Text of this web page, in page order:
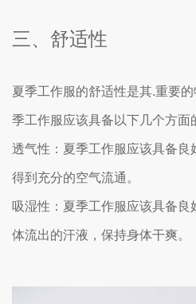
三、舒适性
夏季工作服的舒适性是其.重要
季工作服应该具备以下几个方面
透气性：夏季工作服应该具备
得到充分的空气流通。
吸湿性：夏季工作服应该具备
体流出的汗液，保持身体干爽。